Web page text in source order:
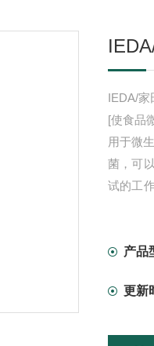
IEDA/家
[使食品
用于微
菌，可
试的工
产品
更新